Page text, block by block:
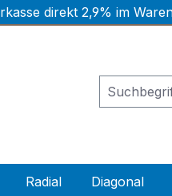
direkt 2,9% im
Radial Diagonal